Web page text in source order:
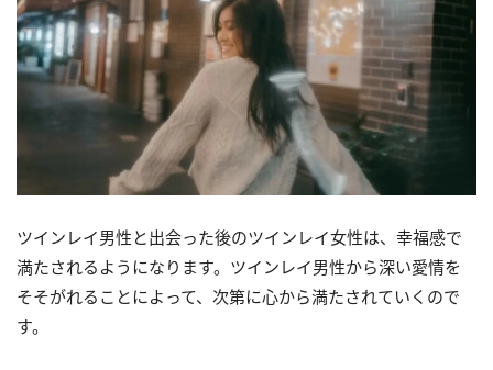
ツインレイ男性と出会った後のツインレイ女性は、幸福感で
満たされるようになります。ツインレイ男性から深い愛情を
そそがれることによって、次第に心から満たされていくので
す。